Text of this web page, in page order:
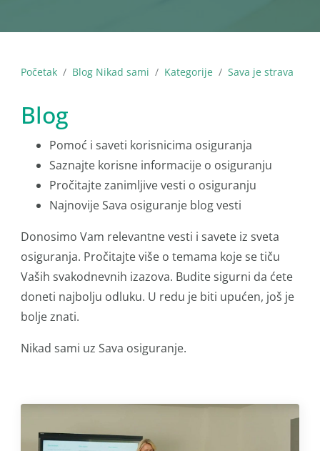
Početak Blog Nikad sami Kategorije Sava je strava
Blog
Pomoć i saveti korisnicima osiguranja
Saznajte korisne informacije o osiguranju
Pročitajte zanimljive vesti o osiguranju
Najnovije Sava osiguranje blog vesti
Donosimo Vam relevantne vesti i savete iz sveta
osiguranja. Pročitajte više o temama koje se tiču
Vaših svakodnevnih izazova. Budite sigurni da ćete
doneti najbolju odluku. U redu je biti upućen, još je
bolje znati.
Nikad sami uz Sava osiguranje.